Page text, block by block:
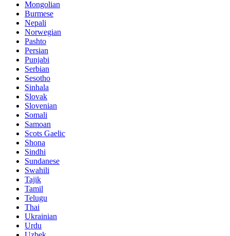
Mongolian
Burmese
Nepali
Norwegian
Pashto
Persian
Punjabi
Serbian
Sesotho
Sinhala
Slovak
Slovenian
Somali
Samoan
Scots Gaelic
Shona
Sindhi
Sundanese
Swahili
Tajik
Tamil
Telugu
Thai
Ukrainian
Urdu